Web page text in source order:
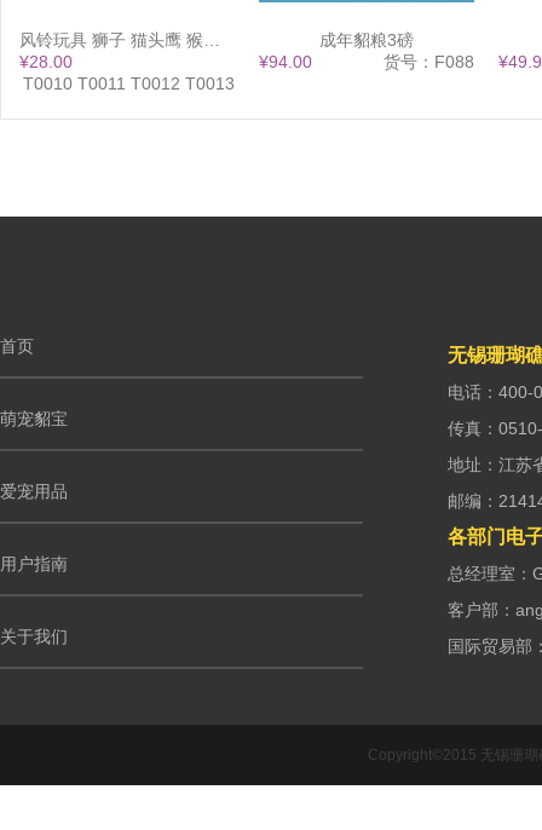
¥28.00
：T0010 T0011 T0012 T0013
成年貂粮3磅
¥94.00
货号：F088
首页
萌宠貂宝
爱宠用品
用户指南
关于我们
无锡珊瑚
电话：400-
传真：
地址：江苏
邮编：
各部门电
总经理室：
客户部：
国际贸易部
Copyright©2015 无锡珊